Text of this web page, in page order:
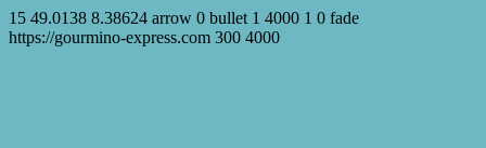
15 49.0138 8.38624 arrow 0 bullet 1 4000 1 0 fade
https://gourmino-express.com 300 4000